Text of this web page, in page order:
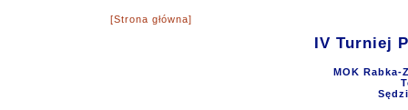
[Strona główna]
IV Turniej
MOK Rabka-